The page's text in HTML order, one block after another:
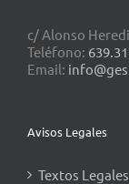
c/ Alonso
Teléfono:
Email:
Avisos Legales
Textos Legales